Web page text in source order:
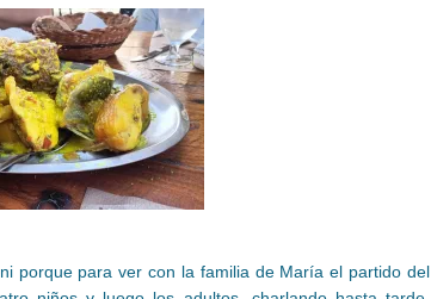
porque para ver con la familia de María el partido del